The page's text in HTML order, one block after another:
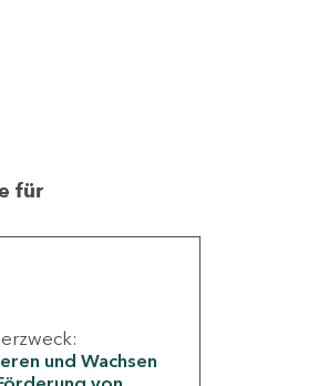
für
und Wachsen